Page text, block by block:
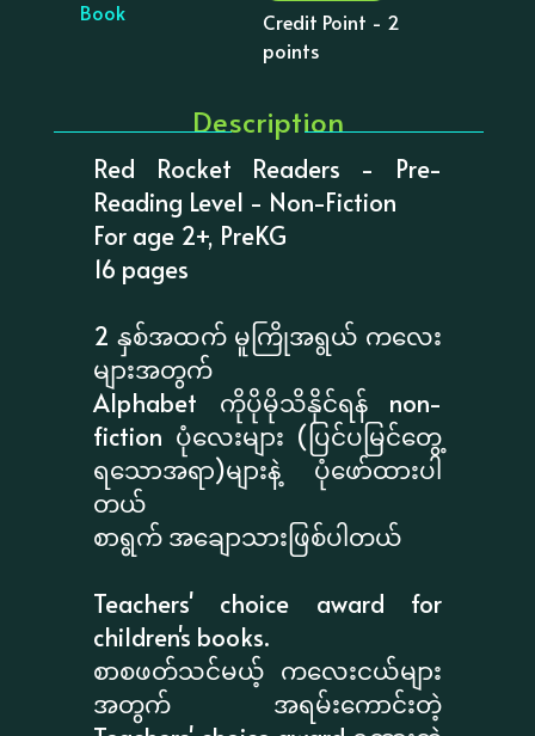
Book
Credit Point - 2
points
Description
Red Rocket Readers - Pre-
Reading Level - Non-Fiction
For age 2+, PreKG
16 pages
2 နှစ်အထက် မူကြိုအရွယ် ကလေး
များအတွက်
Alphabet ကိုပိုမိုသိနိုင်ရန် non-
fiction ပုံလေးများ (ပြင်ပမြင်တွေ့
ရသောအရာ)များနဲ့ ပုံဖော်ထားပါ
တယ်
စာရွက် အချောသားဖြစ်ပါတယ်
Teachers' choice award for
children's books.
စာစဖတ်သင်မယ့် ကလေးငယ်များ
အတွက် အရမ်းကောင်းတဲ့